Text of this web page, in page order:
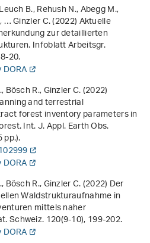
B., Rehush N., Abegg M.,
… Ginzler C. (2022) Aktuelle
zur detaillierten
Infoblatt Arbeitsgr.
20.
R., Ginzler C. (2022)
and terrestrial
forest inventory parameters in
Int. J. Appl. Earth Obs.
pp.).
R., Ginzler C. (2022) Der
Waldstrukturaufnahme in
mittels naher
Schweiz.120(9-10), 199-202.